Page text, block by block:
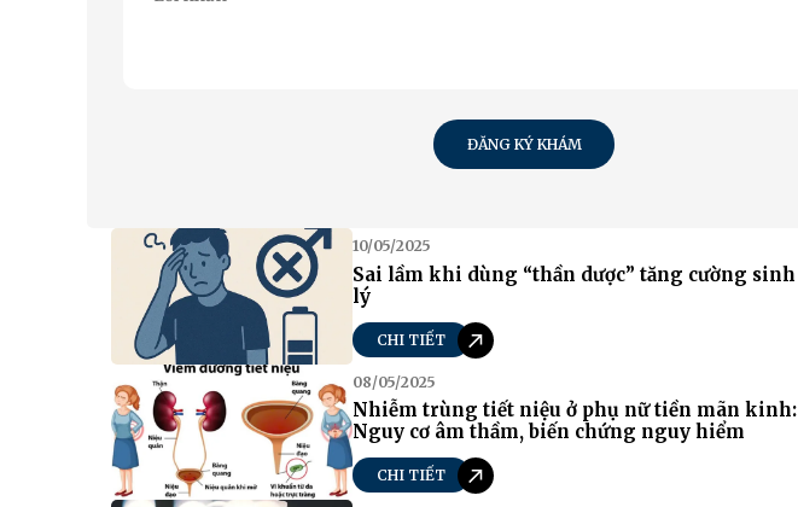
ĐĂNG KÝ KHÁM
10/05/2025
Sai lầm khi dùng “thần dược” tăng cường sinh
lý
CHI TIẾT
08/05/2025
Nhiễm trùng tiết niệu ở phụ nữ tiền mãn kinh:
Nguy cơ âm thầm, biến chứng nguy hiểm
CHI TIẾT